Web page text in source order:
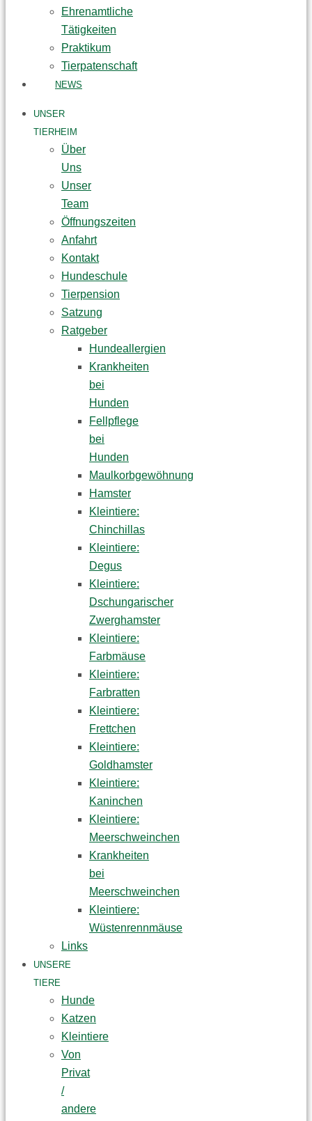
Ehrenamtliche
Tätigkeiten
Praktikum
Tierpatenschaft
NEWS
UNSER
TIERHEIM
Über
Uns
Unser
Team
Öffnungszeiten
Anfahrt
Kontakt
Hundeschule
Tierpension
Satzung
Ratgeber
Hundeallergien
Krankheiten
bei
Hunden
Fellpflege
bei
Hunden
Maulkorbgewöhnung
Hamster
Kleintiere:
Chinchillas
Kleintiere:
Degus
Kleintiere:
Dschungarischer
Zwerghamster
Kleintiere:
Farbmäuse
Kleintiere:
Farbratten
Kleintiere:
Frettchen
Kleintiere:
Goldhamster
Kleintiere:
Kaninchen
Kleintiere:
Meerschweinchen
Krankheiten
bei
Meerschweinchen
Kleintiere:
Wüstenrennmäuse
Links
UNSERE
TIERE
Hunde
Katzen
Kleintiere
Von
Privat
/
andere